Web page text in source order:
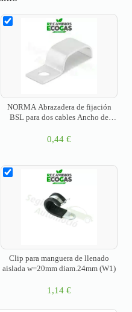
NORMA Abrazadera de fijación
BSL para dos cables Ancho de
0,44 €
Clip para manguera de llenado
aislada w=20mm diam.24mm (W1)
1,14 €